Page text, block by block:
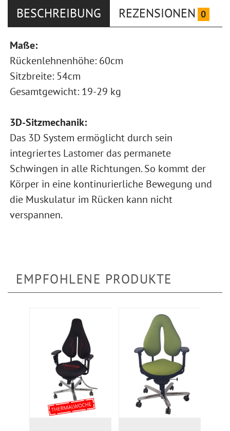
BESCHREIBUNG REZENSIONEN 0
Maße:
Rückenlehnenhöhe: 60cm
Sitzbreite: 54cm
Gesamtgewicht: 19-29 kg
3D-Sitzmechanik:
Das 3D System ermöglicht durch sein
integriertes Lastomer das permanete
Schwingen in alle Richtungen. So kommt der
Körper in eine kontinurierliche Bewegung und
die Muskulatur im Rücken kann nicht
verspannen.
EMPFOHLENE PRODUKTE